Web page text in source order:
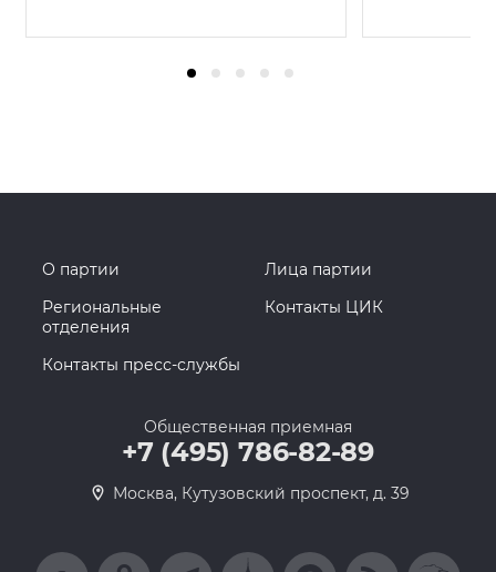
О партии
Лица партии
Региональные
отделения
Контакты ЦИК
Контакты пресс-службы
Общественная приемная
+7 (495) 786-82-89
Москва, Кутузовский проспект, д. 39